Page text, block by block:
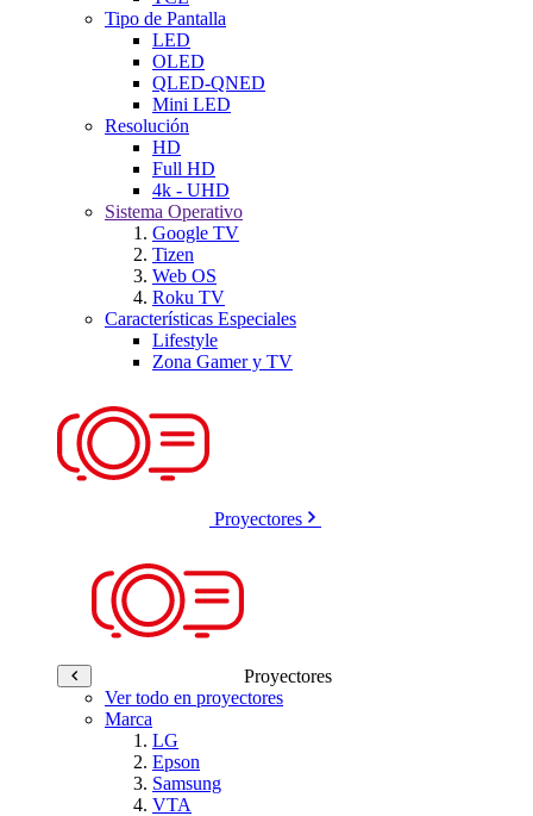
Tipo de Pantalla
LED
OLED
QLED-QNED
Mini LED
Resolución
HD
Full HD
4k - UHD
Sistema Operativo
Google TV
Tizen
Web OS
Roku TV
Características Especiales
Lifestyle
Zona Gamer y TV
Proyectores
Proyectores
Ver todo en proyectores
Marca
LG
Epson
Samsung
VTA